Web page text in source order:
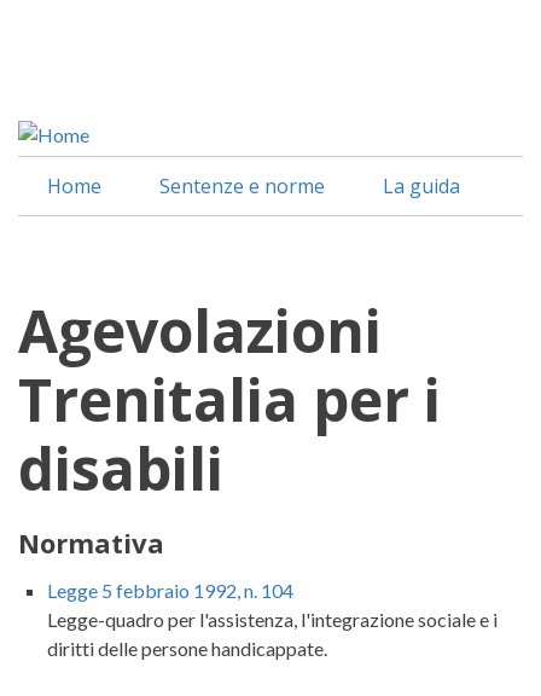
Home Sentenze e norme La guida
Agevolazioni
Trenitalia per i
disabili
Normativa
Legge 5 febbraio 1992, n. 104
Legge-quadro per l'assistenza, l'integrazione sociale e i
diritti delle persone handicappate.